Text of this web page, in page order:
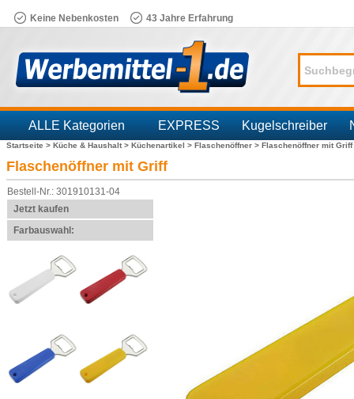
Keine Nebenkosten 43 Jahre Erfahrung
ALLE Kategorien EXPRESS Kugelschreiber
Branchen
Startseite > Küche & Haushalt > Küchenartikel > Flaschenöffner > Flaschenöffner mit Griff
Flaschenöffner mit Griff
Bestell-Nr.: 301910131-04
Jetzt kaufen
Farbauswahl: